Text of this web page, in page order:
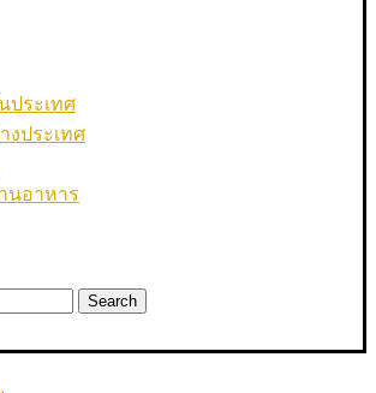
ประเทศ
งประเทศ
นอาหาร
Search